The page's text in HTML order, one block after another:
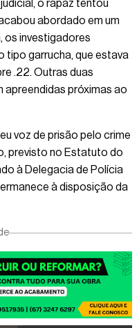
o rapaz tentou
abordado em um
os investigadores
tipo garrucha, que estava
.22. Outras duas
apreendidas próximas ao
voz de prisão pelo crime
previsto no Estatuto do
à Delegacia de Polícia
à disposição da